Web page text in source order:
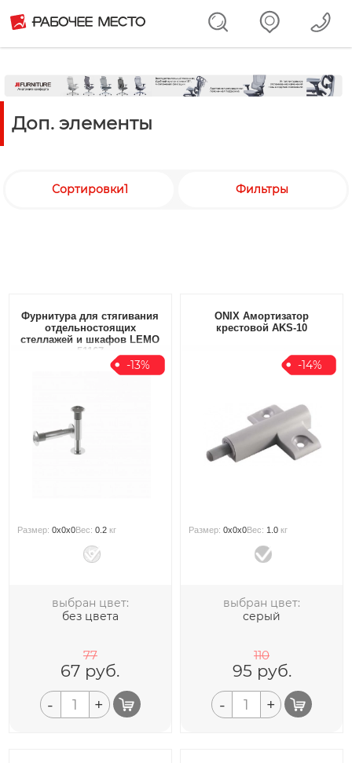
Доп. элементы
Сортировки1 Фильтры
Фурнитура для стягивания
отдельностоящих
стеллажей и шкафов LEMO
51167
-13%
Размер:0x0x0Вес:0.2 кг
выбран цвет:
без цвета
77
67 руб.
- +
ONIX Амортизатор
крестовой AKS-10
-14%
Размер:0x0x0Вес: 1.0 кг
выбран цвет:
серый
110
95 руб.
- +